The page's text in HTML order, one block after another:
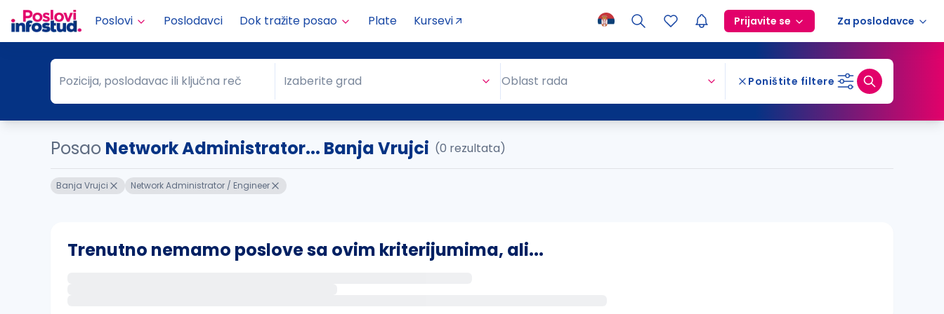
Poslovi Poslodavci Dok tražite posao Plate Kursevi Prijavite se Za poslodavce
Pozicija, poslodavac ili ključna reč
Pozicija, poslodavac ili ključna reč Grad
Izaberite grad Oblast rada Poništite filtere
Posao Network Administrator... Banja Vrujci (0 rezultata)
Banja Vrujci Network Administrator / Engineer
Trenutno nemamo poslove sa ovim kriterijumima, ali...